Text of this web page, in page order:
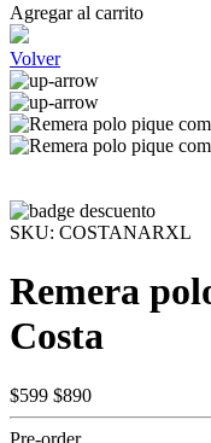
Agregar al carrito
Volver
SKU: COSTANARXL
Remera
Costa
$599 $890
Pre-order